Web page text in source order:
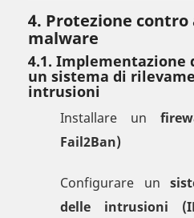
4. Protezione
malware
4.1. Implementazione
un sistema di
intrusioni
Installare un
Fail2Ban)
Configurare un
delle intrusioni